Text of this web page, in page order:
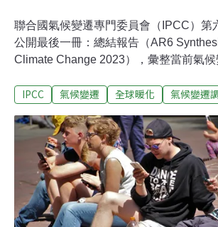
聯合國氣候變遷專門委員會（IPCC）第
公開最後一冊：總結報告（AR6
Climate Change 2023），彙整當前氣
心提供本報告決策者摘要（SPM）中文
與狀態；B. 未來氣候變遷、風險和長期
對。報告承認氣候、生態系統和生物多
會之間的相互依存關係。這些不同形式
福祉與永續發展，反映了參與行動氣候
化。​​ ｜A. 當前趨勢與狀態｜B. 未來氣
期應對｜C. 限制全球升溫的系統轉型｜
IPCC 氣候變遷 全球暖化 氣候變遷